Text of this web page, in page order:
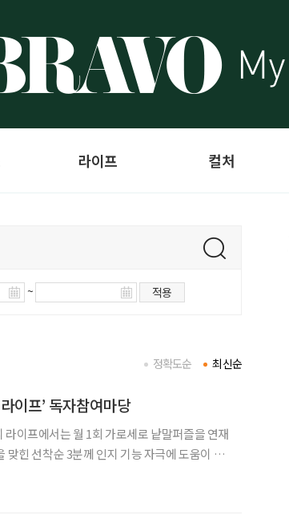
라이프 컬처
~ 적용
최신순
정확도순
이프’ 독자참여마당
맞힌 선착순 3분께 인지 기능 자극에 도움이 되